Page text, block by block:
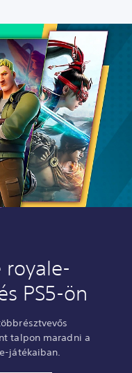
PS5-ön
talpon maradni a
játékaiban.